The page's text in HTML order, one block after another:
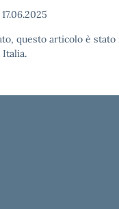
17.06.2025
questo articolo è